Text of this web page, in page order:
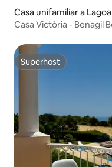
Casa unifamiliar a Lagoa
Casa Victòria - Benagil
Superhost
Superhost